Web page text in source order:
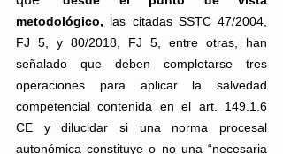
metodológico, las citadas SSTC 47/2004,
FJ 5, y 80/2018, FJ 5, entre otras, han
señalado que deben completarse tres
operaciones para aplicar la salvedad
competencial contenida en el art. 149.1.6
CE y dilucidar si una norma procesal
autonómica constituye o no una “necesaria